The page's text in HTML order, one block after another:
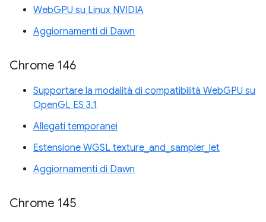
WebGPU su Linux NVIDIA
Aggiornamenti di Dawn
Chrome 146
Supportare la modalità di compatibilità WebGPU su
OpenGL ES 3.1
Allegati temporanei
Estensione WGSL texture_and_sampler_let
Aggiornamenti di Dawn
Chrome 145